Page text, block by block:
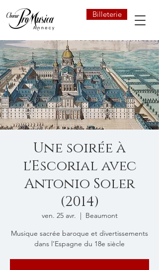
Billeterie
Une soirée à
l'Escorial avec
Antonio Soler
(2014)
ven. 25 avr.
  |
Beaumont
Musique sacrée baroque et divertissements
dans l’Espagne du 18e siècle